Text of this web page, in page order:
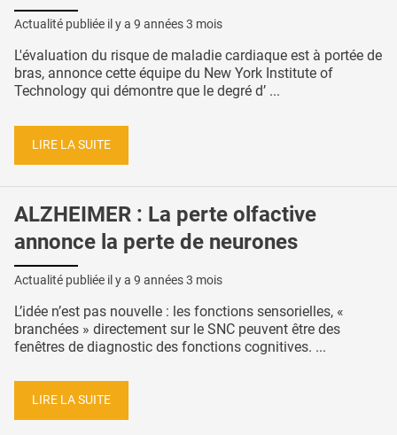
Actualité publiée il y a 9 années 3 mois
L'évaluation du risque de maladie cardiaque est à portée de
bras, annonce cette équipe du New York Institute of
Technology qui démontre que le degré d’ ...
LIRE LA SUITE
ALZHEIMER : La perte olfactive
annonce la perte de neurones
Actualité publiée il y a 9 années 3 mois
L’idée n’est pas nouvelle : les fonctions sensorielles, «
branchées » directement sur le SNC peuvent être des
fenêtres de diagnostic des fonctions cognitives. ...
LIRE LA SUITE